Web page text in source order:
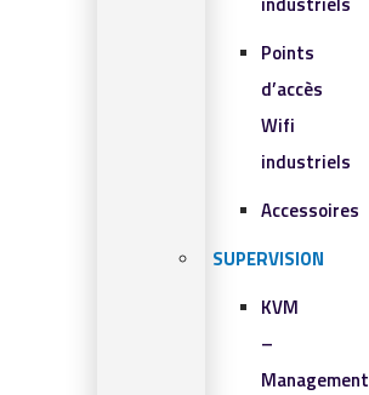
Points
d’accès
Wifi
industriels
Accessoires
SUPERVISION
KVM
–
Management